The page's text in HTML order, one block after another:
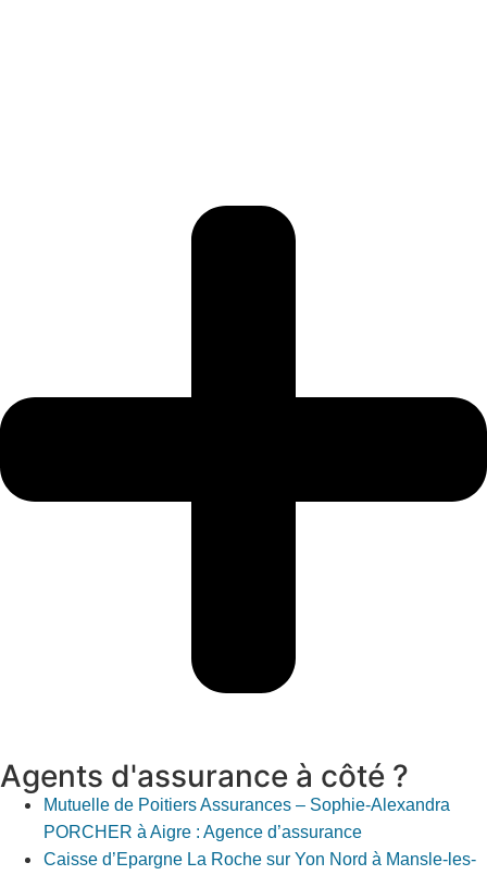
Agents d'assurance à côté ?
Mutuelle de Poitiers Assurances – Sophie-Alexandra
PORCHER à Aigre : Agence d’assurance
Caisse d’Epargne La Roche sur Yon Nord à Mansle-les-